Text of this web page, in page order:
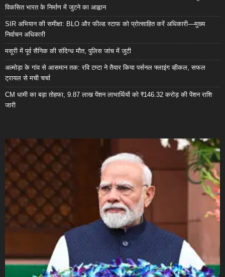
विकसित भारत के निर्माण में जुटने का आह्वान
SIR अभियान की समीक्षा: BLO और फील्ड स्टाफ को प्रोत्साहित करें अधिकारी—मुख्य
निर्वाचन अधिकारी
मसूरी में पूर्व सैनिक की संदिग्ध मौत, पुलिस जांच में जुटी
अल्मोड़ा के गांव से आसमान तक: रवि टम्टा ने तैयार किया पर्सनल फ्लाइंग व्हीकल, सफल
ट्रायल से मची चर्चा
CM धामी का बड़ा तोहफा, 9.87 लाख पेंशन लाभार्थियों को ₹146.32 करोड़ की पेंशन राशि
जारी